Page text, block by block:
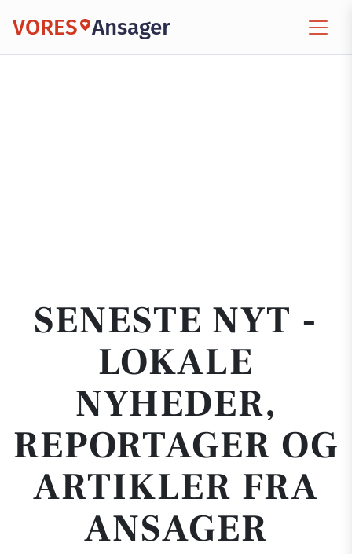
VORES Ansager
SENESTE NYT -
LOKALE
NYHEDER,
REPORTAGER OG
ARTIKLER FRA
ANSAGER